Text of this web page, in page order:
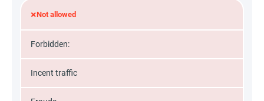
×Not allowed
Forbidden:
Incent traffic